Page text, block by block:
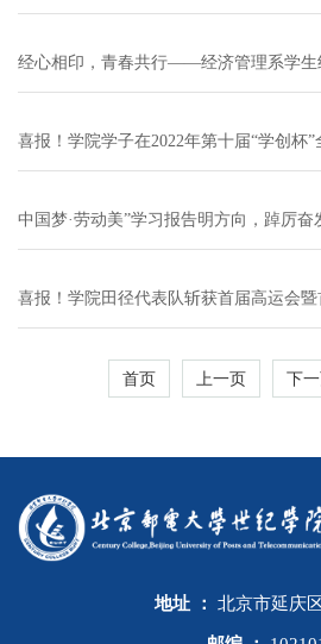
经心相印，青春共行——经济管理系学生
喜报！学院学子在2022年第十届“学创杯
中国梦·劳动美”学习报告明方向，踔厉
喜报！学院田径代表队斩获首届高运会
首页 上一页 下
地址 ： 北京市延庆